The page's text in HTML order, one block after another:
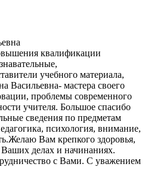
квалификации
учебного материала,
Васильевна- мастера своего
проблемы современного
учителя. Большое спасибо
сведения по предметам
психология, внимание,
Вам крепкого здоровья,
Ваших делах и начинаниях.
с Вами. С уважением